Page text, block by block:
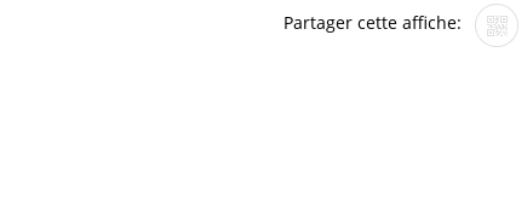
Partager cette affiche: